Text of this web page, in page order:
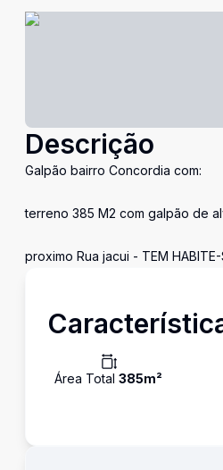
Descrição
Galpão bairro Concordia com:
terreno 385 M2 com galpão de
proximo Rua jacui - TEM HABITE-
Área Total 385m²